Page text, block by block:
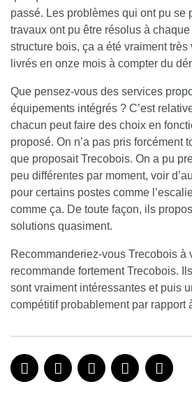
passé. Les problèmes qui ont pu se
travaux ont pu être résolus à chaque
structure bois, ça a été vraiment très
livrés en onze mois à compter du
Que pensez-vous des services
équipements intégrés ? C’est
chacun peut faire des choix en
proposé. On n’a pas pris forcément
que proposait Trecobois. On a pu
peu différentes par moment, voir
pour certains postes comme
comme ça. De toute façon, ils
solutions quasiment.
Recommanderiez-vous Trecobois à
recommande fortement Trecobois.
sont vraiment intéressantes et puis
compétitif probablement par rapport